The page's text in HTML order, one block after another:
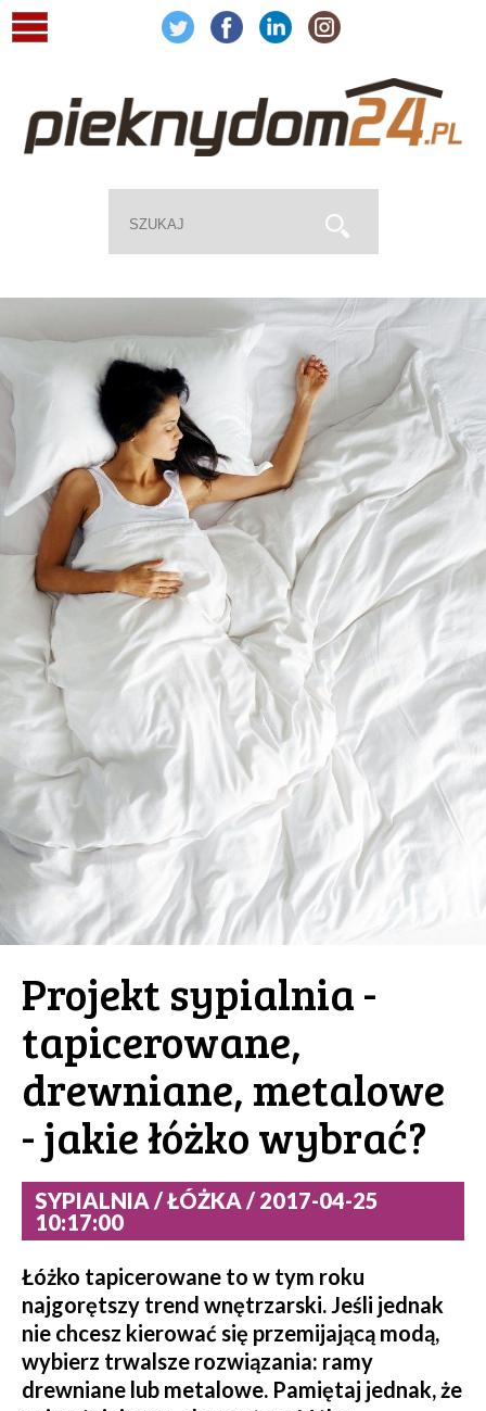
Projekt sypialnia -
tapicerowane,
drewniane, metalowe
- jakie łóżko wybrać?
SYPIALNIA / ŁÓŻKA / 2017-04-25
10:17:00
Łóżko tapicerowane to w tym roku
najgorętszy trend wnętrzarski. Jeśli jednak
nie chcesz kierować się przemijającą modą,
wybierz trwalsze rozwiązania: ramy
drewniane lub metalowe. Pamiętaj jednak, że